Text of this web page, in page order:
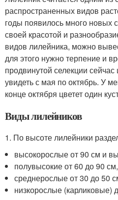
распространенных видов
годы появилось много новых
своей красотой и
видов лилейника, можно
для этого нужно терпение и
продвинутой селекции
увидеть с мая по октябрь. У
конце октября цветет один
Виды лилейников
1. По высоте лилейники
высокорослые от 90 см и
полувысокие от 60 до 90 см,
среднерослые от 30 до 50
низкорослые (карликовые)